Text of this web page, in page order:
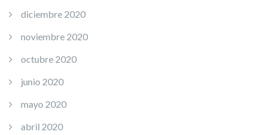
diciembre 2020
noviembre 2020
octubre 2020
junio 2020
mayo 2020
abril 2020